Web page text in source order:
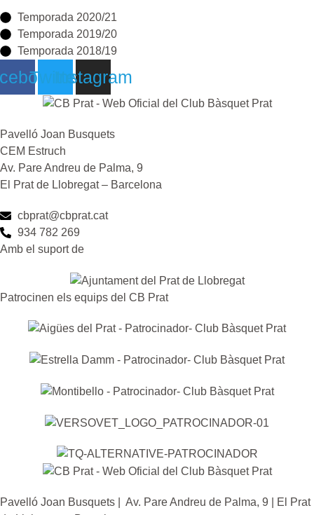
Temporada 2020/21
Temporada 2019/20
Temporada 2018/19
TwitterInstagram
Pavelló Joan Busquets
CEM Estruch
Av. Pare Andreu de Palma, 9
El Prat de Llobregat – Barcelona
cbprat@cbprat.cat
934 782 269
Amb el suport de
Patrocinen els equips del CB Prat
Pavelló Joan Busquets | Av. Pare Andreu de Palma, 9 | El Prat